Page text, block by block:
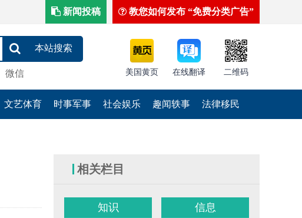
教您如何发布 “免费分类广告”
新闻投稿
微信 美国黄页 在线翻译 二维码
文艺体育 时事军事 社会娱乐 趣闻轶事 法律移民
相关栏目
知识 信息